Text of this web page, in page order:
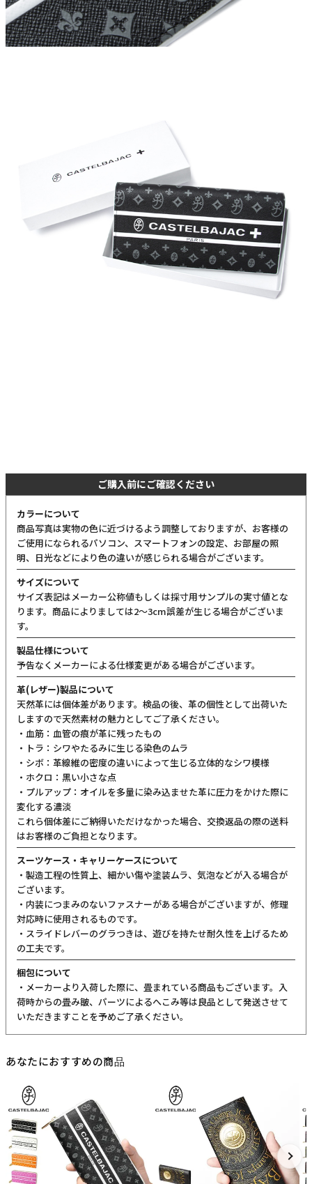
ご購入前にご確認ください
カラーについて
商品写真は実物の色に近づけるよう調整しておりますが、お客様の
ご使用になられるパソコン、スマートフォンの設定、お部屋の照
明、日光などにより色の違いが感じられる場合がございます。
サイズについて
サイズ表記はメーカー公称値もしくは採寸用サンプルの実寸値とな
ります。商品によりましては2〜3cm誤差が生じる場合がございま
す。
製品仕様について
予告なくメーカーによる仕様変更がある場合がございます。
革(レザー)製品について
天然革には個体差があります。検品の後、革の個性として出荷いた
しますので天然素材の魅力としてご了承ください。
・血筋：血管の痕が革に残ったもの
・トラ：シワやたるみに生じる染色のムラ
・シボ：革線維の密度の違いによって生じる立体的なシワ模様
・ホクロ：黒い小さな点
・プルアップ：オイルを多量に染み込ませた革に圧力をかけた際に
変化する濃淡
これら個体差にご納得いただけなかった場合、交換返品の際の送料
はお客様のご負担となります。
スーツケース・キャリーケースについて
・製造工程の性質上、細かい傷や塗装ムラ、気泡などが入る場合が
ございます。
・内装につまみのないファスナーがある場合がございますが、修理
対応時に使用されるものです。
・スライドレバーのグラつきは、遊びを持たせ耐久性を上げるため
の工夫です。
梱包について
・メーカーより入荷した際に、畳まれている商品もございます。入
荷時からの畳み皺、パーツによるへこみ等は良品として発送させて
いただきますことを予めご了承ください。
あなたにおすすめの商品